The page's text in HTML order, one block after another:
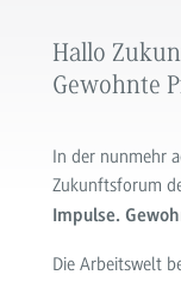
Hallo
Gewohnte
In der nunmehr
Zukunftsforum
Impulse.
Die Arbeitswelt